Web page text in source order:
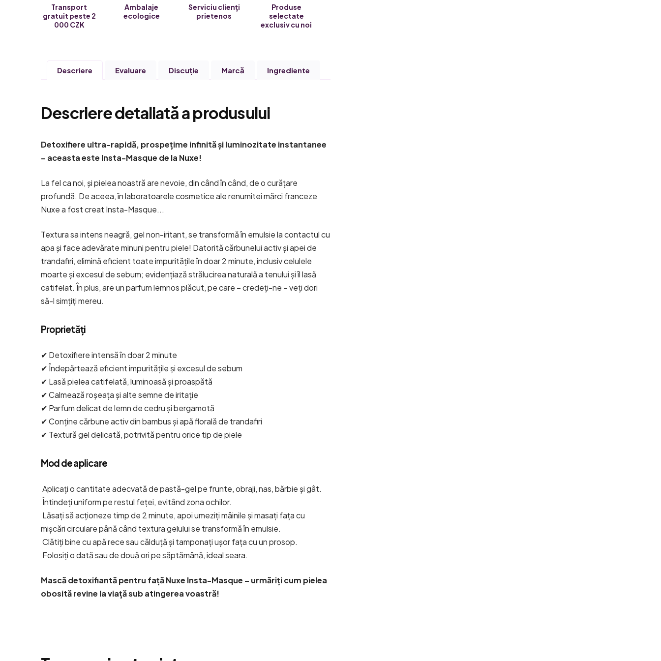
Transport
gratuit peste 2
000 CZK
Ambalaje
ecologice
Serviciu clienți
prietenos
Produse
selectate
exclusiv cu noi
Descriere Evaluare Discuţie Marcă Ingrediente
Descriere detaliată a produsului
Detoxifiere ultra-rapidă, prospețime infinită și luminozitate instantanee
– aceasta este Insta-Masque de la Nuxe!
La fel ca noi, și pielea noastră are nevoie, din când în când, de o curățare
profundă. De aceea, în laboratoarele cosmetice ale renumitei mărci franceze
Nuxe a fost creat Insta-Masque...
Textura sa intens neagră, gel non-iritant, se transformă în emulsie la contactul cu
apa și face adevărate minuni pentru piele! Datorită cărbunelui activ și apei de
trandafiri, elimină eficient toate impuritățile în doar 2 minute, inclusiv celulele
moarte și excesul de sebum; evidențiază strălucirea naturală a tenului și îl lasă
catifelat. În plus, are un parfum lemnos plăcut, pe care – credeți-ne – veți dori
să-l simțiți mereu.
Proprietăți
✔ Detoxifiere intensă în doar 2 minute
✔ Îndepărtează eficient impuritățile și excesul de sebum
✔ Lasă pielea catifelată, luminoasă și proaspătă
✔ Calmează roșeața și alte semne de iritație
✔ Parfum delicat de lemn de cedru și bergamotă
✔ Conține cărbune activ din bambus și apă florală de trandafiri
✔ Textură gel delicată, potrivită pentru orice tip de piele
Mod de aplicare
Aplicați o cantitate adecvată de pastă-gel pe frunte, obraji, nas, bărbie și gât.
Întindeți uniform pe restul feței, evitând zona ochilor.
Lăsați să acționeze timp de 2 minute, apoi umeziți mâinile și masați fața cu
mișcări circulare până când textura gelului se transformă în emulsie.
Clătiți bine cu apă rece sau călduță și tamponați ușor fața cu un prosop.
Folosiți o dată sau de două ori pe săptămână, ideal seara.
Mască detoxifiantă pentru față Nuxe Insta-Masque – urmăriți cum pielea
obosită revine la viață sub atingerea voastră!